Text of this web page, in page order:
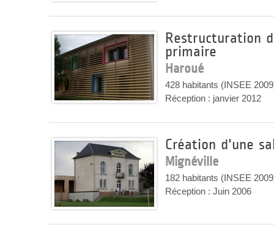
Restructuration
primaire
Haroué
428 habitants (INSEE
Réception : janvier 2012
Création d'une
Mignéville
182 habitants (INSEE
Réception : Juin 2006